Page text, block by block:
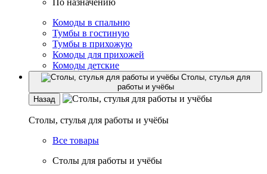
По назначению
Комоды в спальню
Тумбы в гостиную
Тумбы в прихожую
Комоды для прихожей
Комоды детские
Столы, стулья для
работы и учёбы
Назад
Столы, стулья для работы и учёбы
Все товары
Столы для работы и учёбы